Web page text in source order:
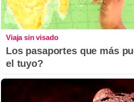
Viaja sin visado
Los pasaportes que más
el tuyo?